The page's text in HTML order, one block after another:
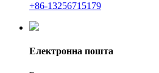
+86-13256715179
Електронна пошта